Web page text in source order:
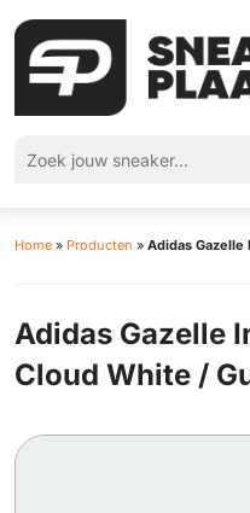
Home » Producten » Adidas Gazelle
Adidas Gazelle
Cloud White /